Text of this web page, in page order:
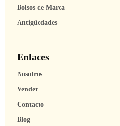
Bolsos de Marca
Antigüedades
Enlaces
Nosotros
Vender
Contacto
Blog